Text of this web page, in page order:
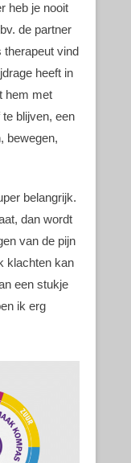
heb je nooit
de partner
therapeut vind
heeft in
hem met
blijven, een
bewegen,
belangrijk.
dan wordt
van de pijn
klachten kan
een stukje
ik erg